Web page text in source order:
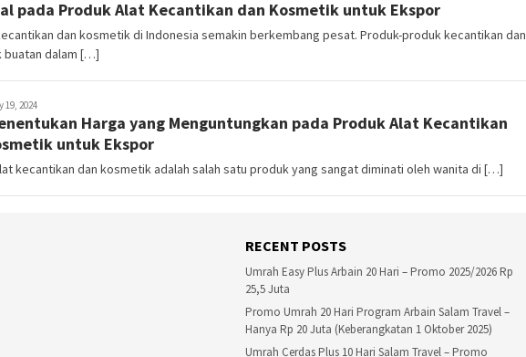
pada Produk Alat Kecantikan dan Kosmetik untuk Ekspor
dan kosmetik di Indonesia semakin berkembang pesat. Produk-produk kecantikan dan
buatan dalam […]
19, 2024
Harga yang Menguntungkan pada Produk Alat Kecantikan
untuk Ekspor
kecantikan dan kosmetik adalah salah satu produk yang sangat diminati oleh wanita di […]
RECENT POSTS
Umrah Easy Plus Arbain 20 Hari – Promo 2025/2026 Rp
25,5 Juta
Promo Umrah 20 Hari Program Arbain Salam Travel –
Hanya Rp 20 Juta (Keberangkatan 1 Oktober 2025)
Umrah Cerdas Plus 10 Hari Salam Travel – Promo